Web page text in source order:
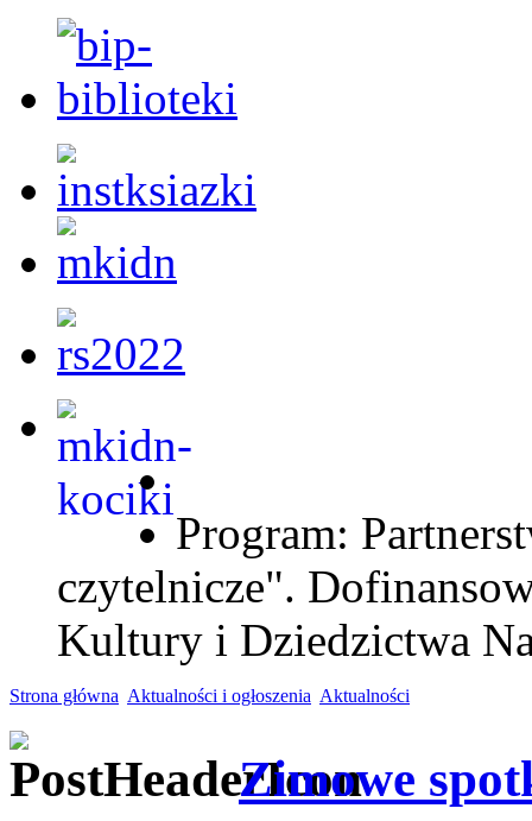
Program:
czytelnicze".
Kultury i Dziedzictwa
Strona główna Aktualności i ogłoszenia Aktualności
Zimowe